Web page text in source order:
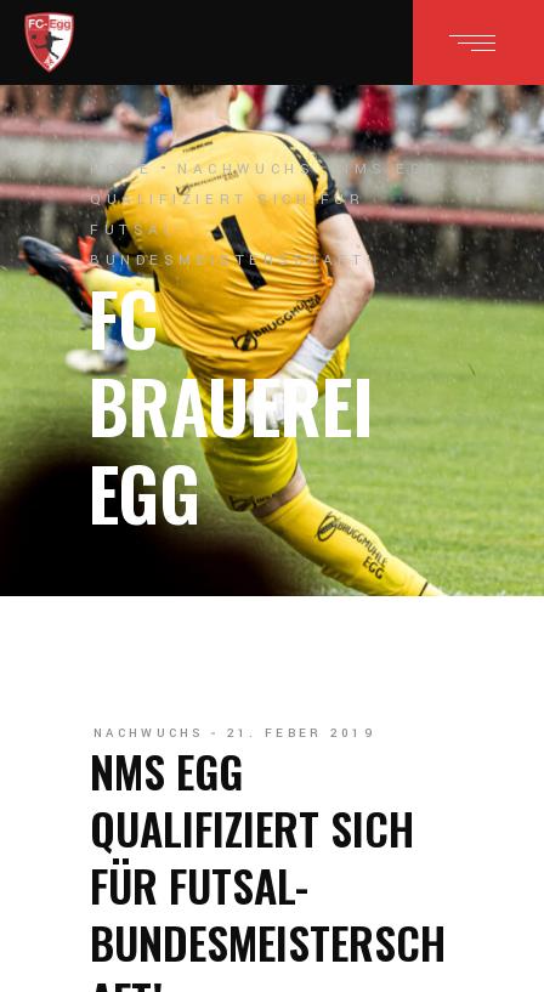
HOME NACHWUCHS
NMS EGG
QUALIFIZIERT SICH FÜR
FUTSAL-
BUNDESMEISTERSCHAFT!
FC
BRAUEREI
EGG
NACHWUCHS 21. FEBER 2019
NMS EGG
QUALIFIZIERT SICH
FÜR FUTSAL-
BUNDESMEISTERSCH